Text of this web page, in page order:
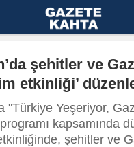
şehitler ve
etkinliği’
"Türkiye Yeşeriyor,
kapsamında
şehitler ve